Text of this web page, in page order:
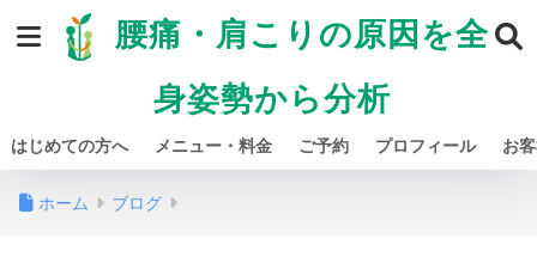
腰痛・肩こりの原因を全
身姿勢から分析
はじめての方へ メニュー・料金 ご予約 プロフィール お
ホーム ブログ